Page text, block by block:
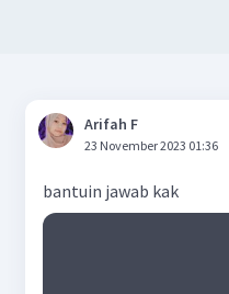
Arifah F
23 November 2023 01:36
bantuin jawab kak